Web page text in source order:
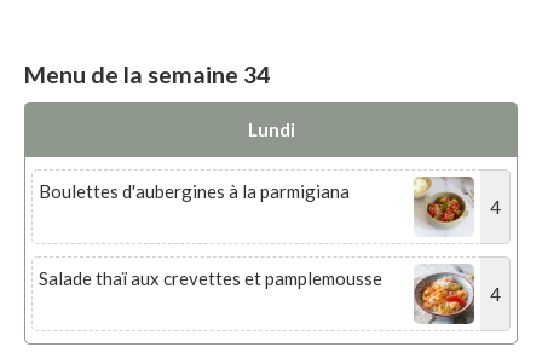
Menu de la semaine 34
Lundi
Boulettes d'aubergines à la parmigiana
4
Salade thaï aux crevettes et pamplemousse
4